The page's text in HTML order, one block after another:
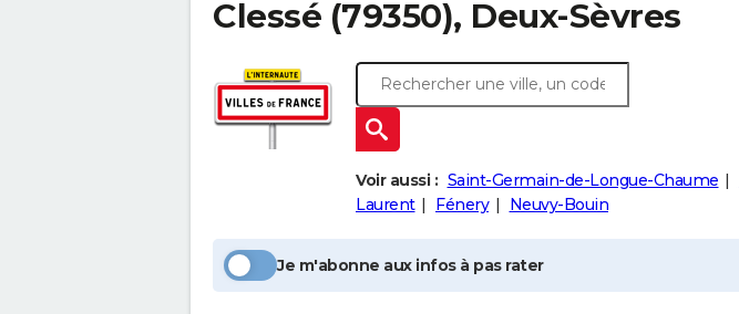
Clessé (79350), Deux-Sèvres
Voir aussi : Saint-Germain-de-Longue-Chaume
Laurent
Fénery Neuvy-Bouin
Je m'abonne aux infos à pas rater